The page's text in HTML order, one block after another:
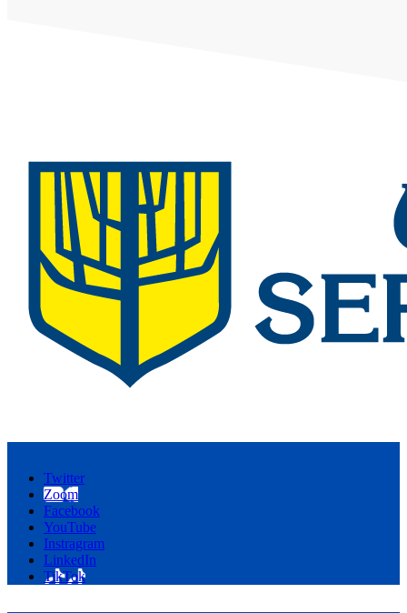
Twitter
Zoom
Facebook
YouTube
Instragram
LinkedIn
TikTok